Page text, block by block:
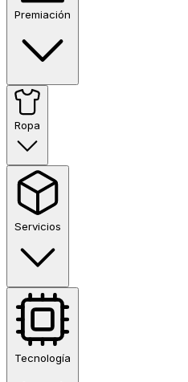
Premiación
Ropa
Servicios
Tecnología